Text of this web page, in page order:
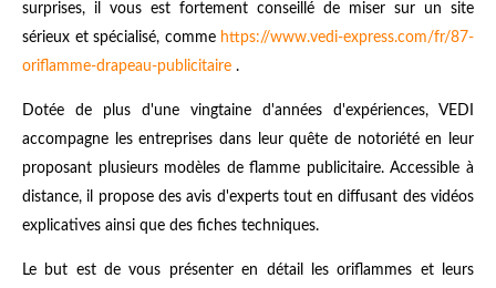
surprises, il vous est fortement conseillé de miser sur un site
sérieux et spécialisé, comme https://www.vedi-express.com/fr/87-
oriflamme-drapeau-publicitaire .
Dotée de plus d'une vingtaine d'années d'expériences, VEDI
accompagne les entreprises dans leur quête de notoriété en leur
proposant plusieurs modèles de flamme publicitaire. Accessible à
distance, il propose des avis d'experts tout en diffusant des vidéos
explicatives ainsi que des fiches techniques.
Le but est de vous présenter en détail les oriflammes et leurs